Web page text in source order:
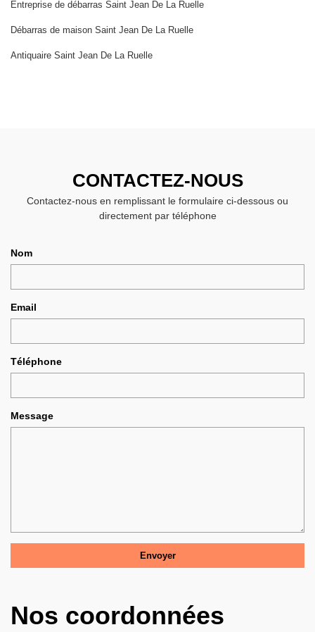
Entreprise de débarras Saint Jean De La Ruelle
Débarras de maison Saint Jean De La Ruelle
Antiquaire Saint Jean De La Ruelle
CONTACTEZ-NOUS
Contactez-nous en remplissant le formulaire ci-dessous ou
directement par téléphone
Nom
Email
Téléphone
Message
Nos coordonnées